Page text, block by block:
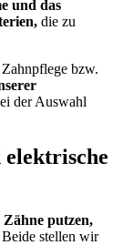
und das
die zu
bzw.
der Auswahl
elektrische
putzen,
stellen wir